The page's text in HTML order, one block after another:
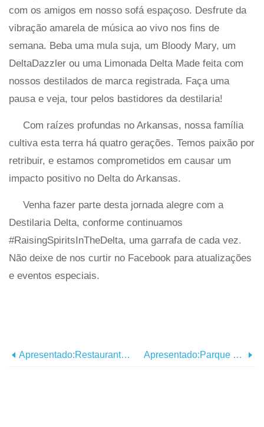
com os amigos em nosso sofá espaçoso. Desfrute da
vibração amarela de música ao vivo nos fins de
semana. Beba uma mula suja, um Bloody Mary, um
DeltaDazzler ou uma Limonada Delta Made feita com
nossos destilados de marca registrada. Faça uma
pausa e veja, tour pelos bastidores da destilaria!
Com raízes profundas no Arkansas, nossa família
cultiva esta terra há quatro gerações. Temos paixão por
retribuir, e estamos comprometidos em causar um
impacto positivo no Delta do Arkansas.
Venha fazer parte desta jornada alegre com a
Destilaria Delta, conforme continuamos
#RaisingSpiritsInTheDelta, uma garrafa de cada vez.
Não deixe de nos curtir no Facebook para atualizações
e eventos especiais.
Apresentado:Restaurante Mexicano La Hacienda, Hot Springs Apresentado:Parque Estadual DeGray Lake Resort